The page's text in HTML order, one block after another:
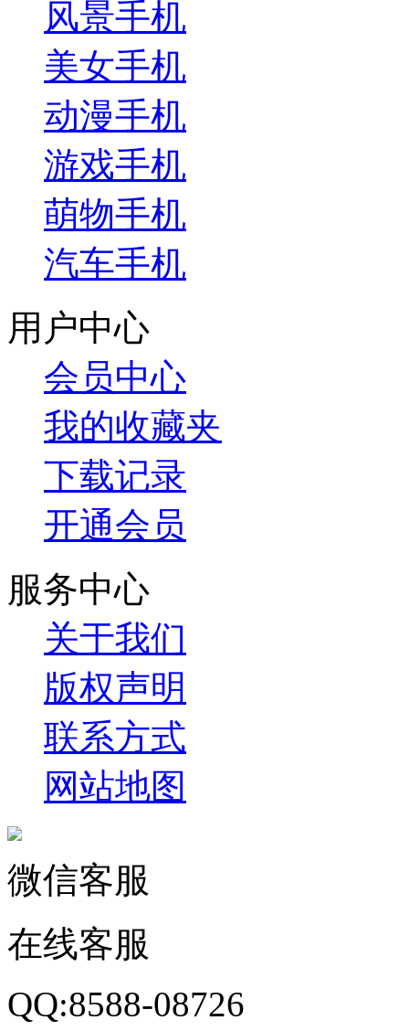
风景手机
美女手机
动漫手机
游戏手机
萌物手机
汽车手机
用户中心
会员中心
我的收藏夹
下载记录
开通会员
服务中心
关于我们
版权声明
联系方式
网站地图
微信客服
在线客服
QQ:8588-08726